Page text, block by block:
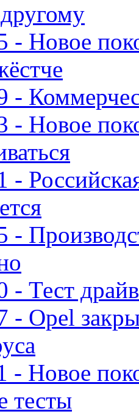
- Новое
-
- Новое
-
-
- Тест
- Opel
- Новое
тесты